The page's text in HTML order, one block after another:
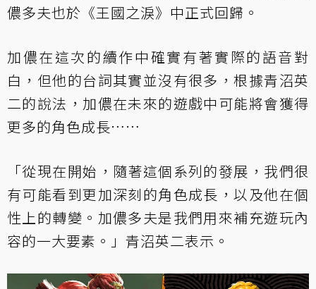
儂多夫也於《王國之淚》中正式回歸。
加儂在這次的續作中確實有著實際的語音對
白，但他的台詞其實並沒有很多，根據青沼英
二的說法，加儂在未來的遊戲中可能將會獲得
更多的角色成長……
「從現在開始，隨著這個系列的發展，我們很
有可能看到更加深刻的角色成長，以及他在個
性上的轉變。加儂多夫是我們用來補充遊玩內
容的一大要素。」青沼英二表示。